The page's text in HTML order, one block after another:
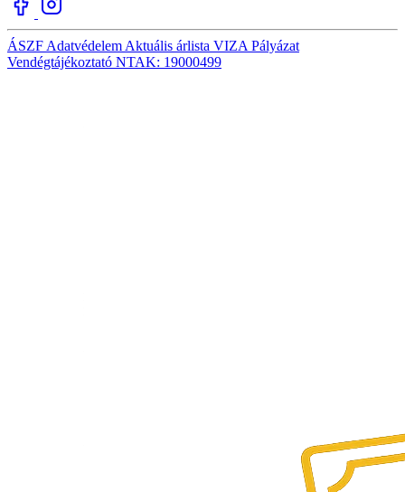
ÁSZF Adatvédelem Aktuális árlista VIZA Pályázat
Vendégtájékoztató NTAK: 19000499